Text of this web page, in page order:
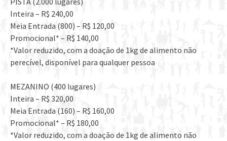
Inteira – R$ 240,00
Meia Entrada (800) – R$ 120,00
Promocional* – R$ 140,00
*Valor reduzido, com a doação de 1kg de alimento não
perecível, disponível para qualquer pessoa
MEZANINO (400 lugares)
Inteira – R$ 320,00
Meia Entrada (160) – R$ 160,00
Promocional* – R$ 180,00
*Valor reduzido, com a doação de 1kg de alimento não